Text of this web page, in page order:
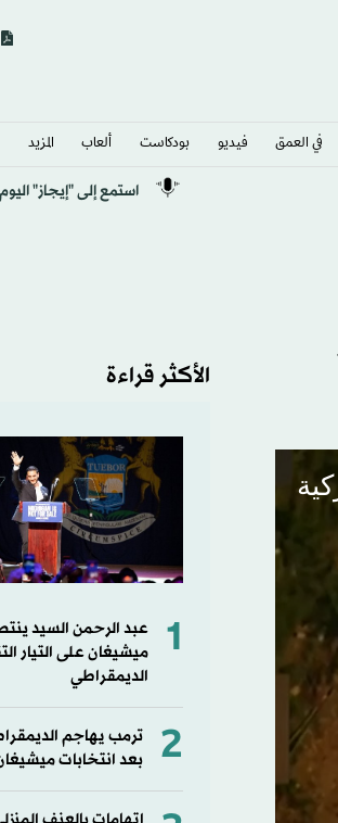
في العمق فيديو بودكاست ألعاب المزيد
استمع إلى "إيجاز" اليوم
الأكثر قراءة
1
عبد الرحمن السيد
ميشيغان على التيار
الديمقراطي
2
ترمب يهاجم
بعد انتخابات